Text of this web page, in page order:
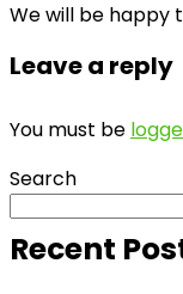
We will be happy
Leave a reply
You must be
Search
Recent